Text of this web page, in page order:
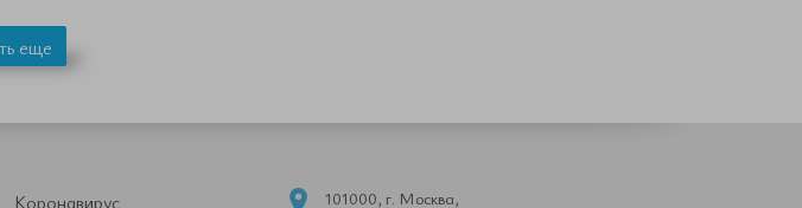
еще
Коронавирус 101000, г. Москва,